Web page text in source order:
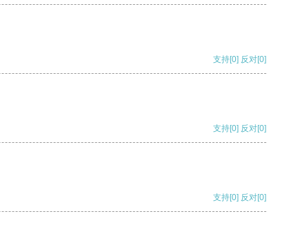
支持[0] 反对[0]
支持[0] 反对[0]
支持[0] 反对[0]